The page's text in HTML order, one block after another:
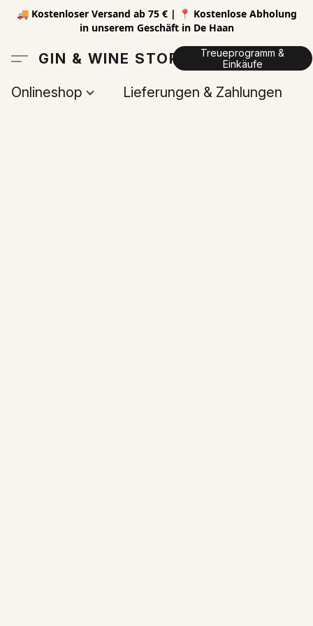
🚚 Kostenloser Versand ab 75 € | 📍 Kostenlose Abholung
in unserem Geschäft in De Haan
GIN & WINE STORE
Treueprogramm &
Einkäufe
Onlineshop Lieferungen & Zahlungen